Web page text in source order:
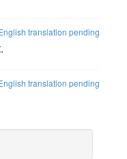
translation pending
translation pending